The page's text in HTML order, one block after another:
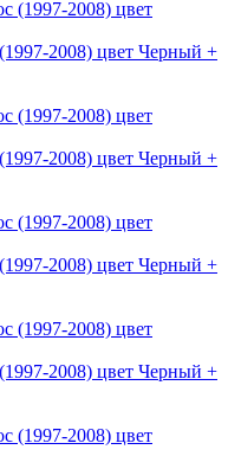
2008) цвет Черный +
2008) цвет Черный +
2008) цвет Черный +
2008) цвет Черный +